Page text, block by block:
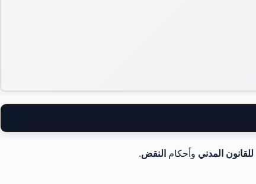
للقانون المدني وأحكام النقض.